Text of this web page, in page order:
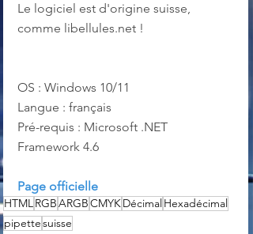
Le logiciel est d'origine suisse,
comme libellules.net !
OS : Windows 10/11
Langue : français
Pré-requis : Microsoft .NET
Framework 4.6
Page officielle
HTMLRGBARGBCMYKDécimalHexadécimal
pipettesuisse